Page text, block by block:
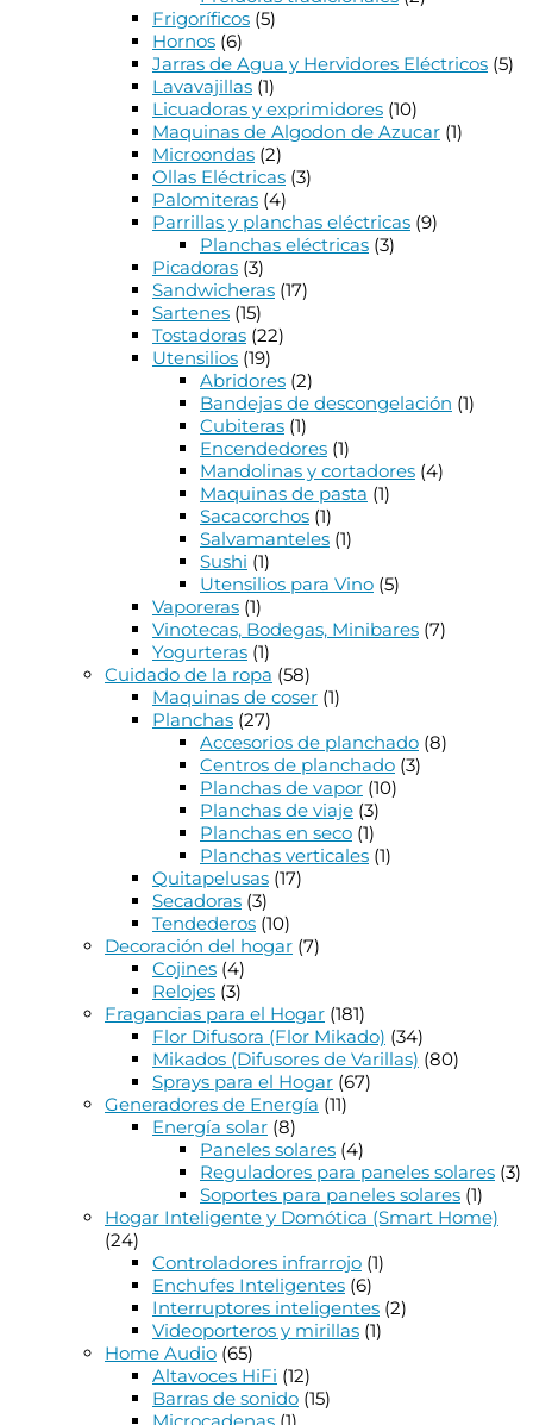
Frigoríficos (5)
Hornos (6)
Jarras de Agua y Hervidores Eléctricos (5)
Lavavajillas (1)
Licuadoras y exprimidores (10)
Maquinas de Algodon de Azucar (1)
Microondas (2)
Ollas Eléctricas (3)
Palomiteras (4)
Parrillas y planchas eléctricas (9)
Planchas eléctricas (3)
Picadoras (3)
Sandwicheras (17)
Sartenes (15)
Tostadoras (22)
Utensilios (19)
Abridores (2)
Bandejas de descongelación (1)
Cubiteras (1)
Encendedores (1)
Mandolinas y cortadores (4)
Maquinas de pasta (1)
Sacacorchos (1)
Salvamanteles (1)
Sushi (1)
Utensilios para Vino (5)
Vaporeras (1)
Vinotecas, Bodegas, Minibares (7)
Yogurteras (1)
Cuidado de la ropa (58)
Maquinas de coser (1)
Planchas (27)
Accesorios de planchado (8)
Centros de planchado (3)
Planchas de vapor (10)
Planchas de viaje (3)
Planchas en seco (1)
Planchas verticales (1)
Quitapelusas (17)
Secadoras (3)
Tendederos (10)
Decoración del hogar (7)
Cojines (4)
Relojes (3)
Fragancias para el Hogar (181)
Flor Difusora (Flor Mikado) (34)
Mikados (Difusores de Varillas) (80)
Sprays para el Hogar (67)
Generadores de Energía (11)
Energía solar (8)
Paneles solares (4)
Reguladores para paneles solares (3)
Soportes para paneles solares (1)
Hogar Inteligente y Domótica (Smart Home)
(24)
Controladores infrarrojo (1)
Enchufes Inteligentes (6)
Interruptores inteligentes (2)
Videoporteros y mirillas (1)
Home Audio (65)
Altavoces HiFi (12)
Barras de sonido (15)
Microcadenas (1)